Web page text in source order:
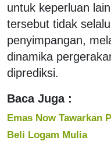
untuk keperluan
tersebut tidak
penyimpangan,
dinamika
diprediksi.
Baca Juga :
Emas Now Tawarkan
Beli Logam Mulia